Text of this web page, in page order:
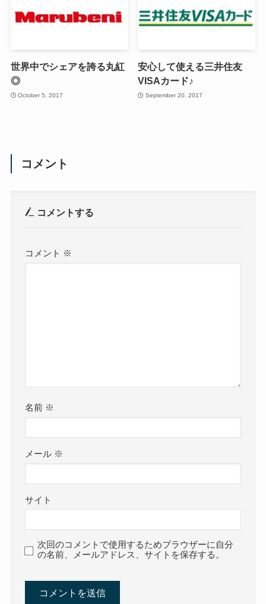
世界中でシェアを誇る丸紅
◎
October 5, 2017
安心して使える三井住友
VISAカード♪
September 20, 2017
コメント
コメントする
コメント ※
名前 ※
メール ※
サイト
次回のコメントで使用するためブラウザーに自分
の名前、メールアドレス、サイトを保存する。